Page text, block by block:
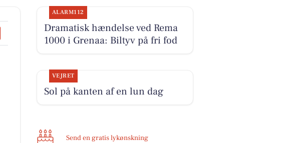
ALARM112
Dramatisk hændelse ved Rema
1000 i Grenaa: Biltyv på fri fod
VEJRET
Sol på kanten af en lun dag
Send en gratis lykønskning